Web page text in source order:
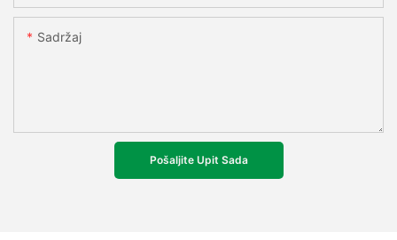
Sadržaj
Pošaljite Upit Sada